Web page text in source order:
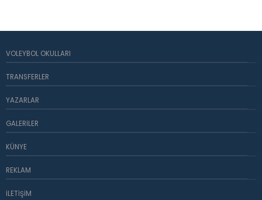
VOLEYBOL OKULLARI
TRANSFERLER
YAZARLAR
GALERILER
KÜNYE
REKLAM
İLETIŞIM